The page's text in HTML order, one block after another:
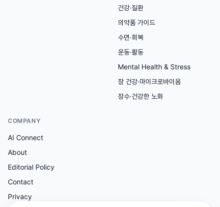
건강·질환
의약품 가이드
수면·회복
운동·활동
Mental Health & Stress
장 건강·마이크로바이옴
장수·건강한 노화
COMPANY
AI Connect
About
Editorial Policy
Contact
Privacy